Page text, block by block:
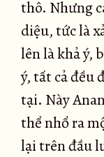
thô. Nhưng
diệu, tức là
lên là khả ý,
ý, tất cả đều
tại. Này
thể nhổ ra
lại trên đầu